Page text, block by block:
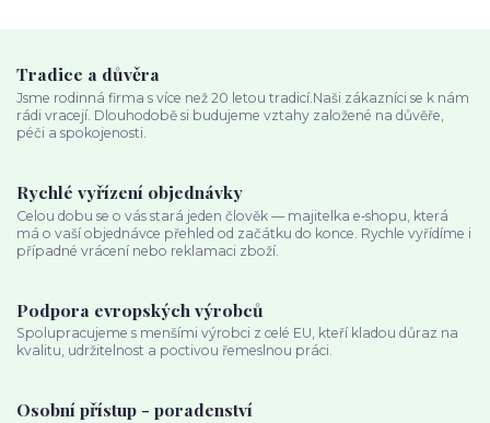
Tradice a důvěra
Jsme rodinná firma s více než 20 letou tradicí.Naši zákazníci se k nám
rádi vracejí. Dlouhodobě si budujeme vztahy založené na důvěře,
péči a spokojenosti.
Rychlé vyřízení objednávky
Celou dobu se o vás stará jeden člověk — majitelka e‑shopu, která
má o vaší objednávce přehled od začátku do konce. Rychle vyřídíme i
případné vrácení nebo reklamaci zboží.
Podpora evropských výrobců
Spolupracujeme s menšími výrobci z celé EU, kteří kladou důraz na
kvalitu, udržitelnost a poctivou řemeslnou práci.
Osobní přístup - poradenství